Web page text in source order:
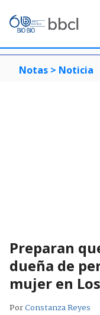
Notas > Noticia
Preparan
dueña de
mujer en
PorConstanza Reyes